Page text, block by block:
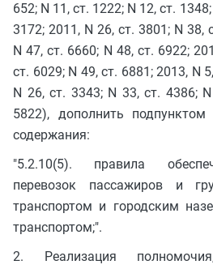
652; N 11, ст. 1222; N 12, ст.
3172; 2011, N 26, ст. 3801; N 38,
N 47, ст. 6660; N 48, ст. 6922;
ст. 6029; N 49, ст. 6881; 2013, N
N 26, ст. 3343; N 33, ст. 4386;
5822), дополнить
содержания:
"5.2.10(5). правила
перевозок пассажиров и
транспортом и городским
транспортом;".
2. Реализация